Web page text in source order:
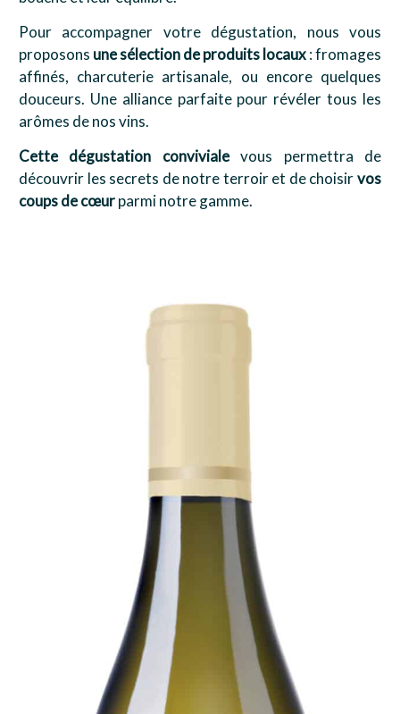
Pour accompagner votre dégustation, nous vous
proposons une sélection de produits locaux: fromages
affinés, charcuterie artisanale, ou encore quelques
douceurs. Une alliance parfaite pour révéler tous les
arômes de nos vins.
Cette dégustation convivialevous permettra de
découvrir les secrets de notre terroir et de choisirvos
coups de cœurparmi notre gamme.